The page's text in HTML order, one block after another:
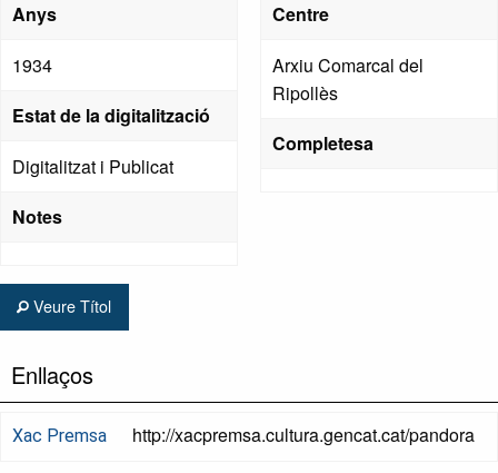
Anys
1934
Estat de la digitalització
Digitalitzat i Publicat
Notes
Centre
Arxiu Comarcal del
Ripollès
Completesa
Veure Títol
Enllaços
Xac Premsa http://xacpremsa.cultura.gencat.cat/pandora